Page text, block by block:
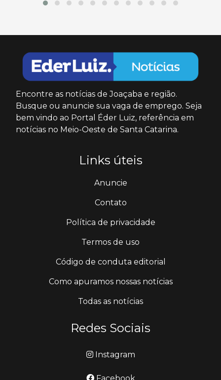
Encontre as notícias de Joaçaba e região.
Busque ou anuncie sua vaga de emprego. Seja
bem vindo ao Portal Éder Luiz, referência em
notícias no Meio-Oeste de Santa Catarina.
Links úteis
Anuncie
Contato
Política de privacidade
Termos de uso
Código de conduta editorial
Como apuramos nossas notícias
Todas as notícias
Redes Sociais
Instagram